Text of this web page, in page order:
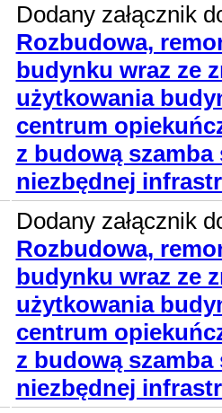
Dodany załącznik
Rozbudowa,
budynku wraz ze
użytkowania
centrum
z budową szamba
niezbędnej
Dodany załącznik
Rozbudowa,
budynku wraz ze
użytkowania
centrum
z budową szamba
niezbędnej